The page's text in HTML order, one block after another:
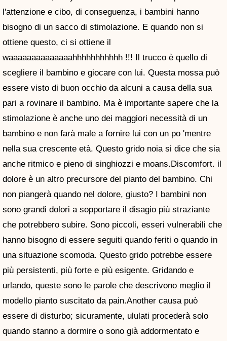
l'attenzione e cibo, di conseguenza, i bambini hanno
bisogno di un sacco di stimolazione. E quando non si
ottiene questo, ci si ottiene il
waaaaaaaaaaaaaahhhhhhhhhhh !!! Il trucco è quello di
scegliere il bambino e giocare con lui. Questa mossa può
essere visto di buon occhio da alcuni a causa della sua
pari a rovinare il bambino. Ma è importante sapere che la
stimolazione è anche uno dei maggiori necessità di un
bambino e non farà male a fornire lui con un po 'mentre
nella sua crescente età. Questo grido noia si dice che sia
anche ritmico e pieno di singhiozzi e moans.Discomfort. il
dolore è un altro precursore del pianto del bambino. Chi
non piangerà quando nel dolore, giusto? I bambini non
sono grandi dolori a sopportare il disagio più straziante
che potrebbero subire. Sono piccoli, esseri vulnerabili che
hanno bisogno di essere seguiti quando feriti o quando in
una situazione scomoda. Questo grido potrebbe essere
più persistenti, più forte e più esigente. Gridando e
urlando, queste sono le parole che descrivono meglio il
modello pianto suscitato da pain.Another causa può
essere di disturbo; sicuramente, ululati procederà solo
quando stanno a dormire o sono già addormentato e